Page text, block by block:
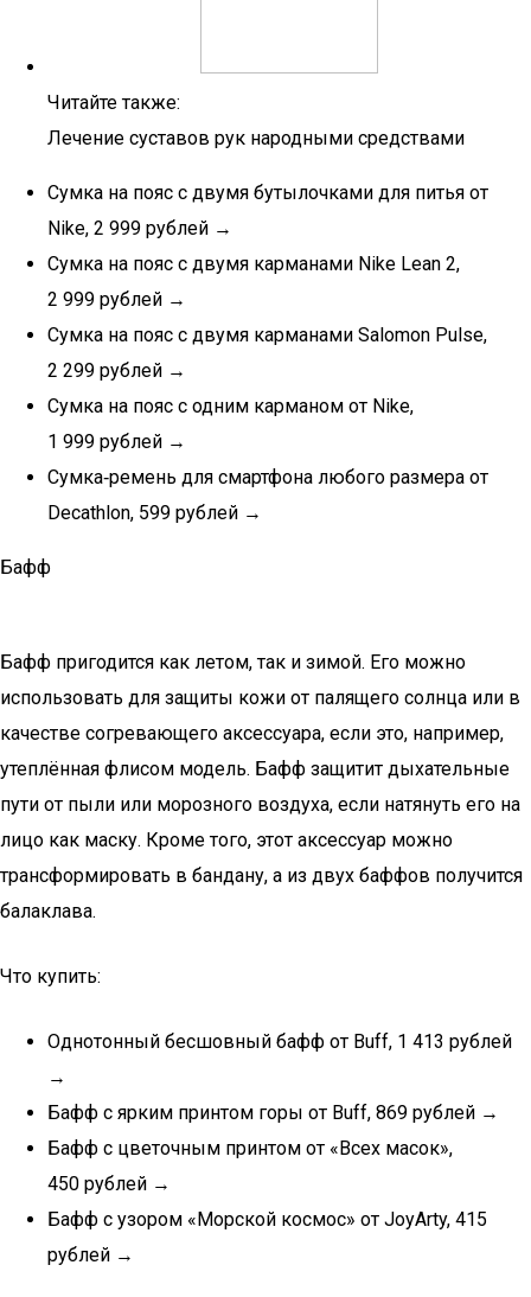
Читайте также:
Лечение суставов рук народными средствами
Сумка на пояс с двумя бутылочками для питья от
Nike, 2 999 рублей →
Сумка на пояс с двумя карманами Nike Lean 2,
2 999 рублей →
Сумка на пояс с двумя карманами Salomon Pulse,
2 299 рублей →
Сумка на пояс с одним карманом от Nike,
1 999 рублей →
Сумка‑ремень для смартфона любого размера от
Decathlon, 599 рублей →
Бафф
Бафф пригодится как летом, так и зимой. Его можно
использовать для защиты кожи от палящего солнца или в
качестве согревающего аксессуара, если это, например,
утеплённая флисом модель. Бафф защитит дыхательные
пути от пыли или морозного воздуха, если натянуть его на
лицо как маску. Кроме того, этот аксессуар можно
трансформировать в бандану, а из двух баффов получится
балаклава.
Что купить:
Однотонный бесшовный бафф от Buff, 1 413 рублей
→
Бафф с ярким принтом горы от Buff, 869 рублей →
Бафф с цветочным принтом от «Всех масок»,
450 рублей →
Бафф с узором «Морской космос» от JoyArty, 415
рублей →